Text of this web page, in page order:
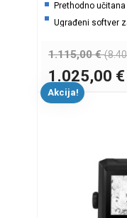
Prethodno
Ugrađeni softver
1.115,00€
1.025,00 €
Akcija!